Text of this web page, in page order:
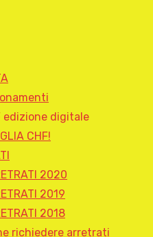
edizione digitale
CHF!
2020
2019
2018
richiedere arretrati